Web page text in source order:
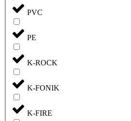
PVC
PE
K-ROCK
K-FONIK
K-FIRE